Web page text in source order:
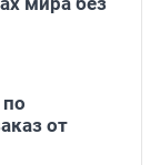
по
от